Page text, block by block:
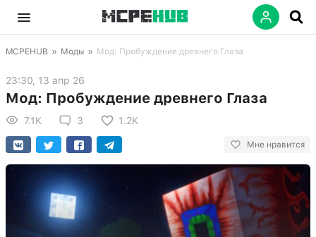
MCPEHUB » Моды » Мод: Пробуждение древнего Глаза
23:30, 13 апр 26
Мод: Пробуждение древнего Глаза
7.1K 3 1.2K
Мне нравится